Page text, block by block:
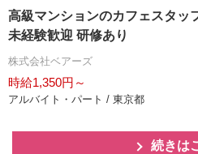
高級マンションのカフェスタッ
未経験歓迎 研修あり
株式会社ベアーズ
時給1,350円～
アルバイト・パート / 東京都
続きは